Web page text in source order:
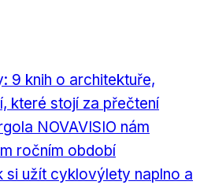
9 knih o architektuře,
které stojí za přečtení
NOVAVISIO nám
ročním období
si užít cyklovýlety naplno a